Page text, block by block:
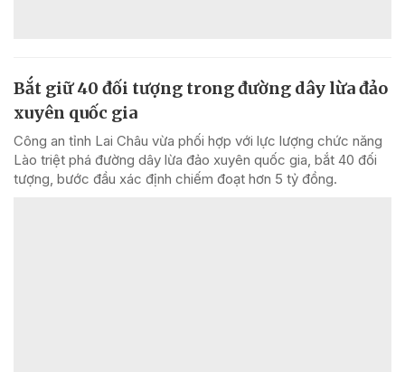
Bắt giữ 40 đối tượng trong đường dây lừa đảo
xuyên quốc gia
Công an tỉnh Lai Châu vừa phối hợp với lực lượng chức năng
Lào triệt phá đường dây lừa đảo xuyên quốc gia, bắt 40 đối
tượng, bước đầu xác định chiếm đoạt hơn 5 tỷ đồng.